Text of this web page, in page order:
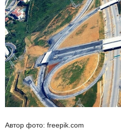
Автор фото: freepik.com